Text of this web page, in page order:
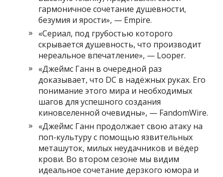
гармоничное сочетание душевности,
безумия и ярости», — Empire.
«Сериал, под грубостью которого
скрывается душевность, что производит
нереальное впечатление», — Looper.
«Джеймс Ганн в очередной раз
доказывает, что DC в надёжных руках. Его
понимание этого мира и необходимых
шагов для успешного создания
киновселенной очевидны», — FandomWire.
«Джеймс Ганн продолжает свою атаку на
поп-культуру с помощью язвительных
меташуток, милых неудачников и вёдер
крови. Во втором сезоне мы видим
идеальное сочетание дерзкого юмора и